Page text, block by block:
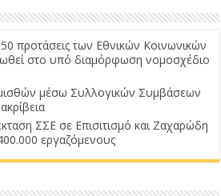
προτάσεις των Εθνικών Κοινωνικών
στο υπό διαμόρφωση νομοσχέδιο
μέσω Συλλογικών Συμβάσεων
ΣΣΕ σε Επισιτισμό και Ζαχαρώδη
εργαζόμενους